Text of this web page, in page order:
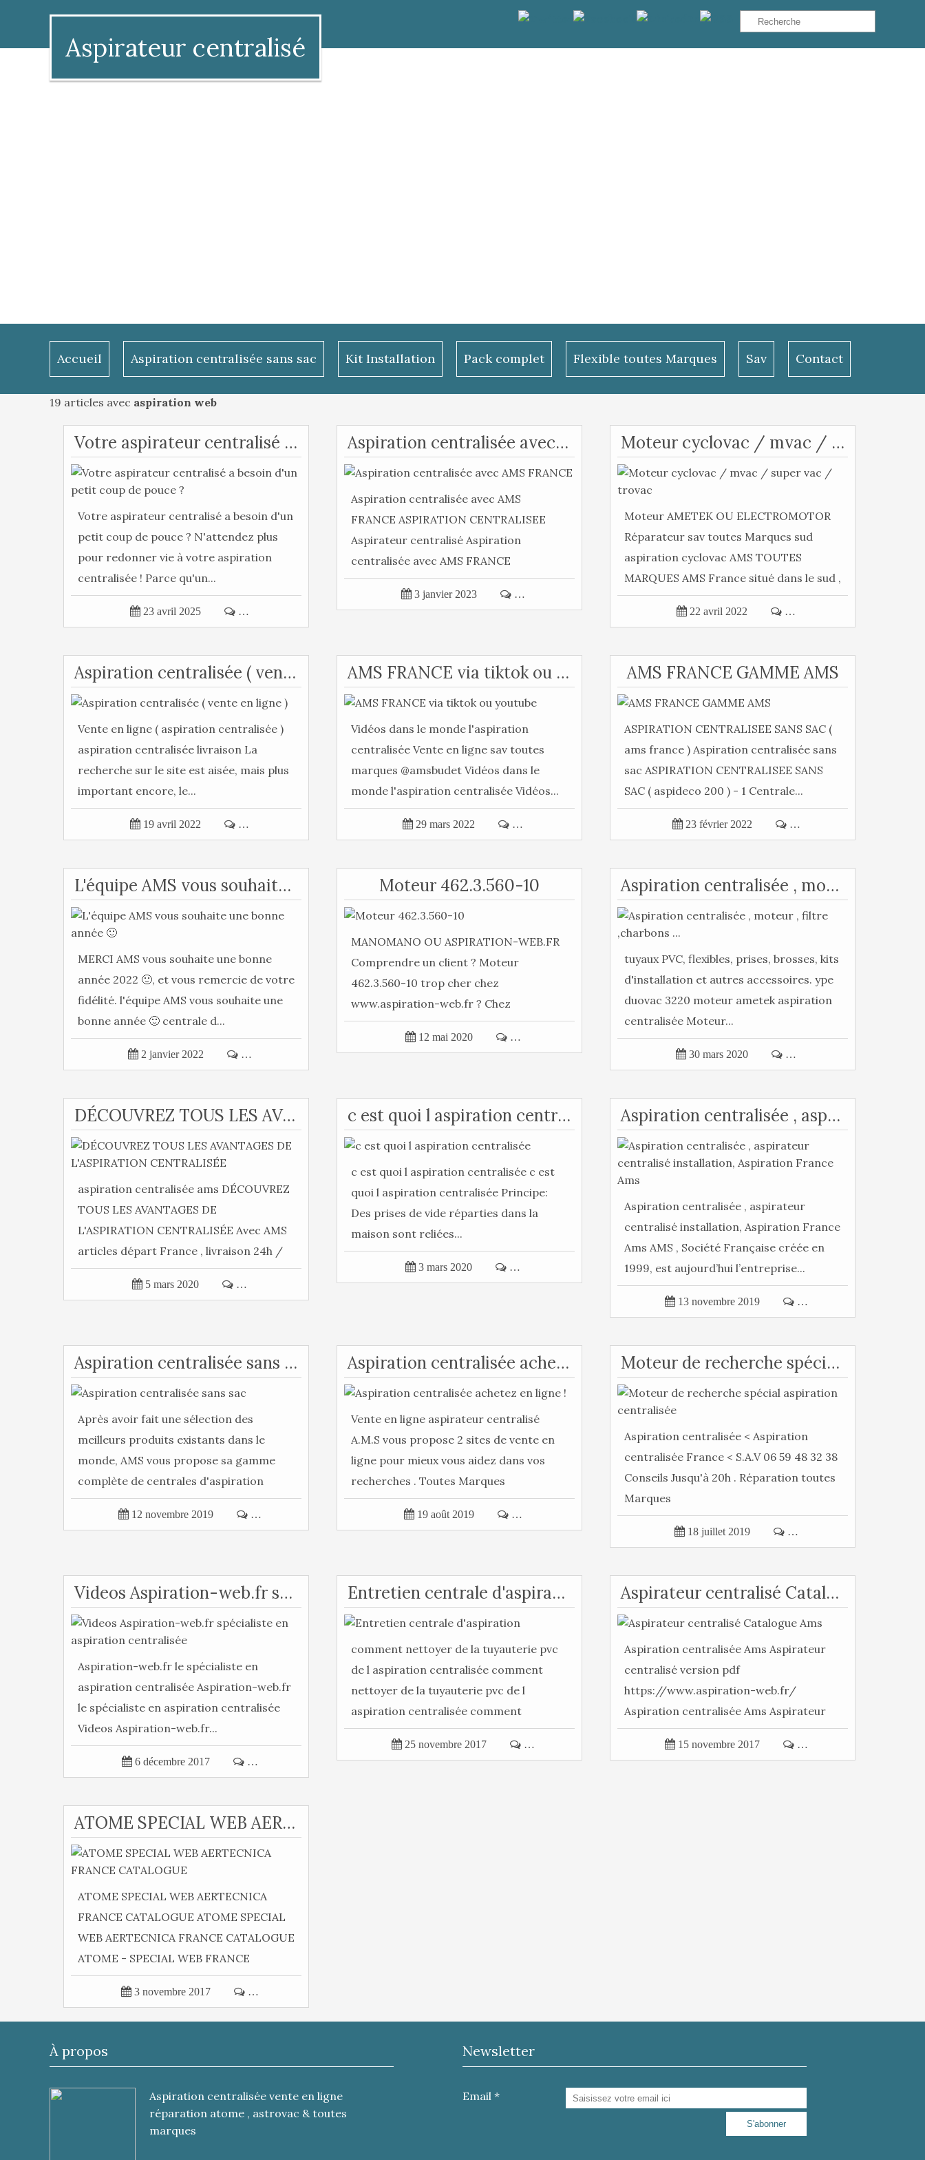
Aspirateur centralisé
Accueil Aspiration centralisée sans sac Kit Installation Pack complet Flexible toutes Marques Sav Contact
19 articles avec aspiration web
Votre aspirateur centralisé a besoin d'un petit coup de pouce ?
Votre aspirateur centralisé a besoin d'un
petit coup de pouce ? N'attendez plus
pour redonner vie à votre aspiration
centralisée ! Parce qu'un...
 23 avril 2025  …
Aspiration centralisée avec AMS FRANCE
Aspiration centralisée avec AMS
FRANCE ASPIRATION CENTRALISEE
Aspirateur centralisé Aspiration
centralisée avec AMS FRANCE
Aspiration centralisée...
 3 janvier 2023  …
Moteur cyclovac / mvac / super vac / trovac
Moteur AMETEK OU ELECTROMOTOR
Réparateur sav toutes Marques sud
aspiration cyclovac AMS TOUTES
MARQUES AMS France situé dans le sud ,
livraison...
 22 avril 2022  …
Aspiration centralisée ( vente en ligne )
Vente en ligne ( aspiration centralisée )
aspiration centralisée livraison La
recherche sur le site est aisée, mais plus
important encore, le...
 19 avril 2022  …
AMS FRANCE via tiktok ou youtube
Vidéos dans le monde l'aspiration
centralisée Vente en ligne sav toutes
marques @amsbudet Vidéos dans le
monde l'aspiration centralisée Vidéos...
 29 mars 2022  …
AMS FRANCE GAMME AMS
ASPIRATION CENTRALISEE SANS SAC (
ams france ) Aspiration centralisée sans
sac ASPIRATION CENTRALISEE SANS
SAC ( aspideco 200 ) - 1 Centrale...
 23 février 2022  …
L'équipe AMS vous souhaite une bonne année 🙂
MERCI AMS vous souhaite une bonne
année 2022 🙂, et vous remercie de votre
fidélité. l'équipe AMS vous souhaite une
bonne année 🙂 centrale d...
 2 janvier 2022  …
Moteur 462.3.560-10
MANOMANO OU ASPIRATION-WEB.FR
Comprendre un client ? Moteur
462.3.560-10 trop cher chez
www.aspiration-web.fr ? Chez
manomano moins cher ( 95.70€...
 12 mai 2020  …
Aspiration centralisée , moteur , filtre ,charbons ...
tuyaux PVC, flexibles, prises, brosses, kits
d'installation et autres accessoires. ype
duovac 3220 moteur ametek aspiration
centralisée Moteur...
 30 mars 2020  …
DÉCOUVREZ TOUS LES AVANTAGES DE L'ASPIRATION CENTRALISÉE
aspiration centralisée ams DÉCOUVREZ
TOUS LES AVANTAGES DE
L'ASPIRATION CENTRALISÉE Avec AMS
articles départ France , livraison 24h /
48h ): C'est...
 5 mars 2020  …
c est quoi l aspiration centralisée
c est quoi l aspiration centralisée c est
quoi l aspiration centralisée Principe:
Des prises de vide réparties dans la
maison sont reliées...
 3 mars 2020  …
Aspiration centralisée , aspirateur centralisé installation, Aspiration France Ams
Aspiration centralisée , aspirateur
centralisé installation, Aspiration France
Ams AMS , Société Française créée en
1999, est aujourd’hui l’entreprise...
 13 novembre 2019  …
Aspiration centralisée sans sac
Après avoir fait une sélection des
meilleurs produits existants dans le
monde, AMS vous propose sa gamme
complète de centrales d'aspiration
poussière...
 12 novembre 2019  …
Aspiration centralisée achetez en ligne !
Vente en ligne aspirateur centralisé
A.M.S vous propose 2 sites de vente en
ligne pour mieux vous aidez dans vos
recherches . Toutes Marques
Aspiration...
 19 août 2019  …
Moteur de recherche spécial aspiration centralisée
Aspiration centralisée < Aspiration
centralisée France < S.A.V 06 59 48 32 38
Conseils Jusqu'à 20h . Réparation toutes
Marques
 18 juillet 2019  …
Videos Aspiration-web.fr spécialiste en aspiration centralisée
Aspiration-web.fr le spécialiste en
aspiration centralisée Aspiration-web.fr
le spécialiste en aspiration centralisée
Videos Aspiration-web.fr...
 6 décembre 2017  …
Entretien centrale d'aspiration
comment nettoyer de la tuyauterie pvc
de l aspiration centralisée comment
nettoyer de la tuyauterie pvc de l
aspiration centralisée comment
nettoyer...
 25 novembre 2017  …
Aspirateur centralisé Catalogue Ams
Aspiration centralisée Ams Aspirateur
centralisé version pdf
https://www.aspiration-web.fr/
Aspiration centralisée Ams Aspirateur
centralisé...
 15 novembre 2017  …
ATOME SPECIAL WEB AERTECNICA FRANCE CATALOGUE
ATOME SPECIAL WEB AERTECNICA
FRANCE CATALOGUE ATOME SPECIAL
WEB AERTECNICA FRANCE CATALOGUE
ATOME - SPECIAL WEB FRANCE
ASPIRATION CATALOGUE ATOME...
 3 novembre 2017  …
À propos
Aspiration centralisée vente en ligne
réparation atome , astrovac & toutes
marques
Newsletter
Email